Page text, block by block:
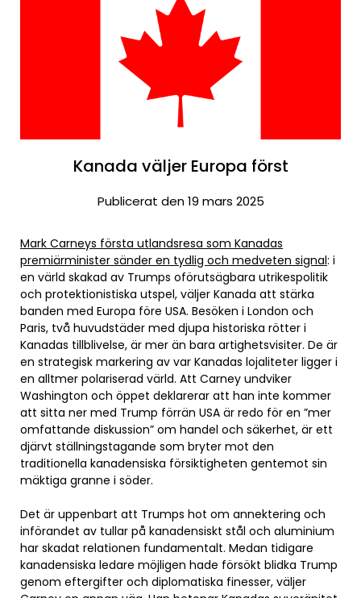
Kanada väljer Europa först
Publicerat den 19 mars 2025
Mark Carneys första utlandsresa som Kanadas
premiärminister sänder en tydlig och medveten signal: i
en värld skakad av Trumps oförutsägbara utrikespolitik
och protektionistiska utspel, väljer Kanada att stärka
banden med Europa före USA. Besöken i London och
Paris, två huvudstäder med djupa historiska rötter i
Kanadas tillblivelse, är mer än bara artighetsvisiter. De är
en strategisk markering av var Kanadas lojaliteter ligger i
en alltmer polariserad värld. Att Carney undviker
Washington och öppet deklarerar att han inte kommer
att sitta ner med Trump förrän USA är redo för en ”mer
omfattande diskussion” om handel och säkerhet, är ett
djärvt ställningstagande som bryter mot den
traditionella kanadensiska försiktigheten gentemot sin
mäktiga granne i söder.
Det är uppenbart att Trumps hot om annektering och
införandet av tullar på kanadensiskt stål och aluminium
har skadat relationen fundamentalt. Medan tidigare
kanadensiska ledare möjligen hade försökt blidka Trump
genom eftergifter och diplomatiska finesser, väljer